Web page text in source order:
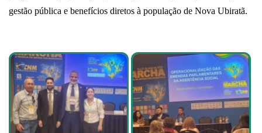
gestão pública e benefícios diretos à população de Nova Ubiratã.